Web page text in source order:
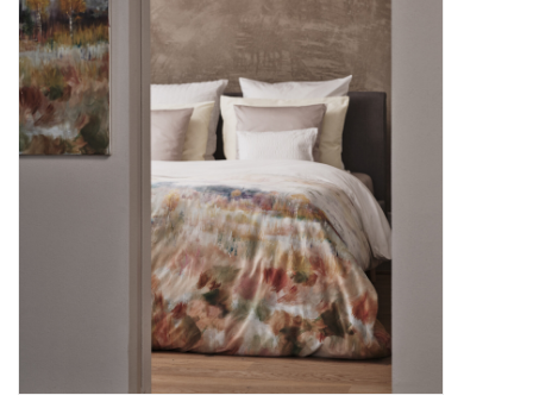
Plaids, Decken, Kissen
Mode & Accessoires
Edles aus Cashmere
Geschenkideen und